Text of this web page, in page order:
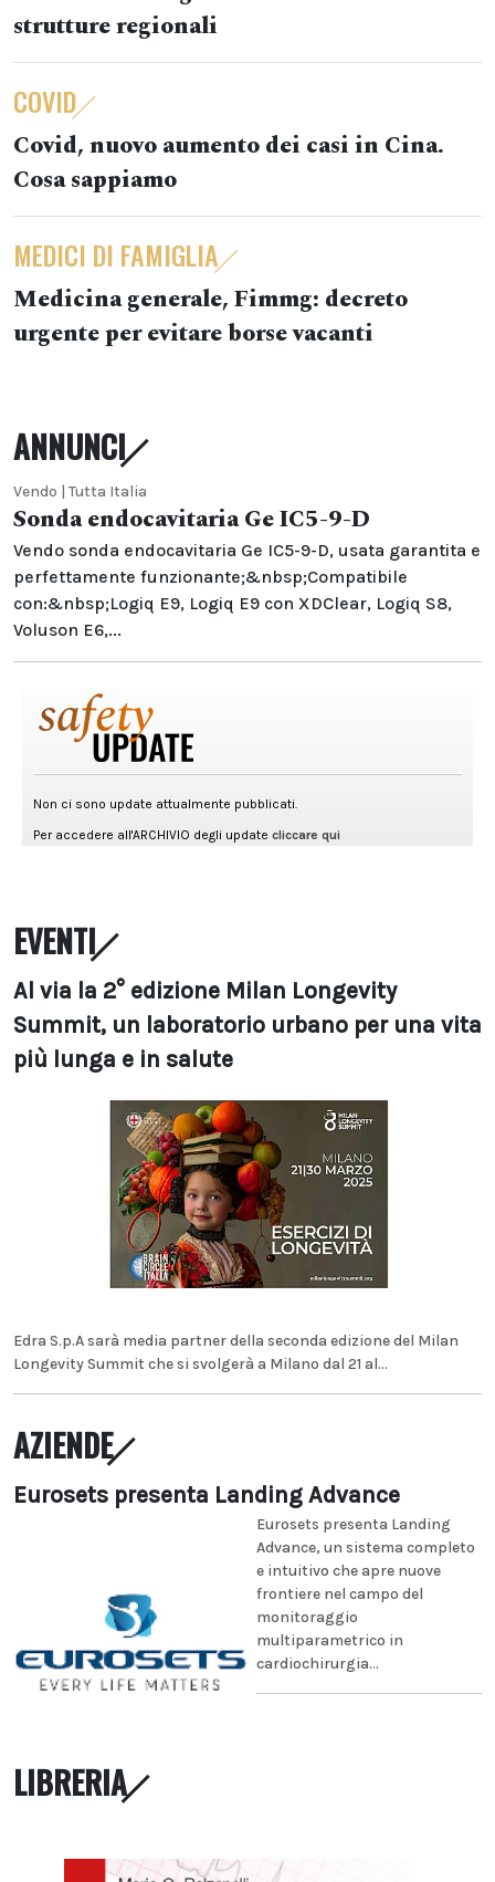
strutture regionali
COVID
Covid, nuovo aumento dei casi in Cina.
Cosa sappiamo
MEDICI DI FAMIGLIA
Medicina generale, Fimmg: decreto
urgente per evitare borse vacanti
ANNUNCI
Vendo | Tutta Italia
Sonda endocavitaria Ge IC5-9-D
Vendo sonda endocavitaria Ge IC5-9-D, usata garantita e
perfettamente funzionante;&nbsp;Compatibile
con:&nbsp;Logiq E9, Logiq E9 con XDClear, Logiq S8,
Voluson E6,...
EVENTI
Al via la 2° edizione Milan Longevity
Summit, un laboratorio urbano per una vita
più lunga e in salute
Edra S.p.A sarà media partner della seconda edizione del Milan
Longevity Summit che si svolgerà a Milano dal 21 al...
AZIENDE
Eurosets presenta Landing Advance
Eurosets presenta Landing
Advance, un sistema completo
e intuitivo che apre nuove
frontiere nel campo del
monitoraggio
multiparametrico in
cardiochirurgia...
LIBRERIA